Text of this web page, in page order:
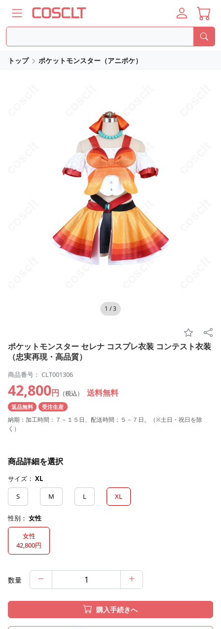
トップ ポケットモンスター（アニポケ）
1 /3
ポケットモンスター セレナ コスプレ衣装 コンテスト衣装
（忠実再現・高品質）
商品番号： CLT001306
42,800円 （税込） 送料無料
返品無料 受注生産
納期：加工時間：７－１５日、配送時間：５－７日。（※土日・祝日を除
く）
商品詳細を選択
サイズ： XL
S
M L XL
性别： 女性
女性
42,800円
数量
購入手続きへ